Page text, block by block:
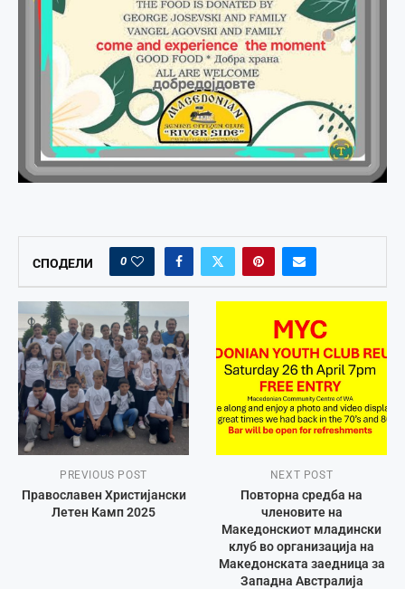
СПОДЕЛИ 0
PREVIOUS POST
Православен Христијански
Летен Камп 2025
NEXT POST
Повторна средба на
членовите на
Македонскиот младински
клуб во организација на
Македонската заедница за
Западна Австралија